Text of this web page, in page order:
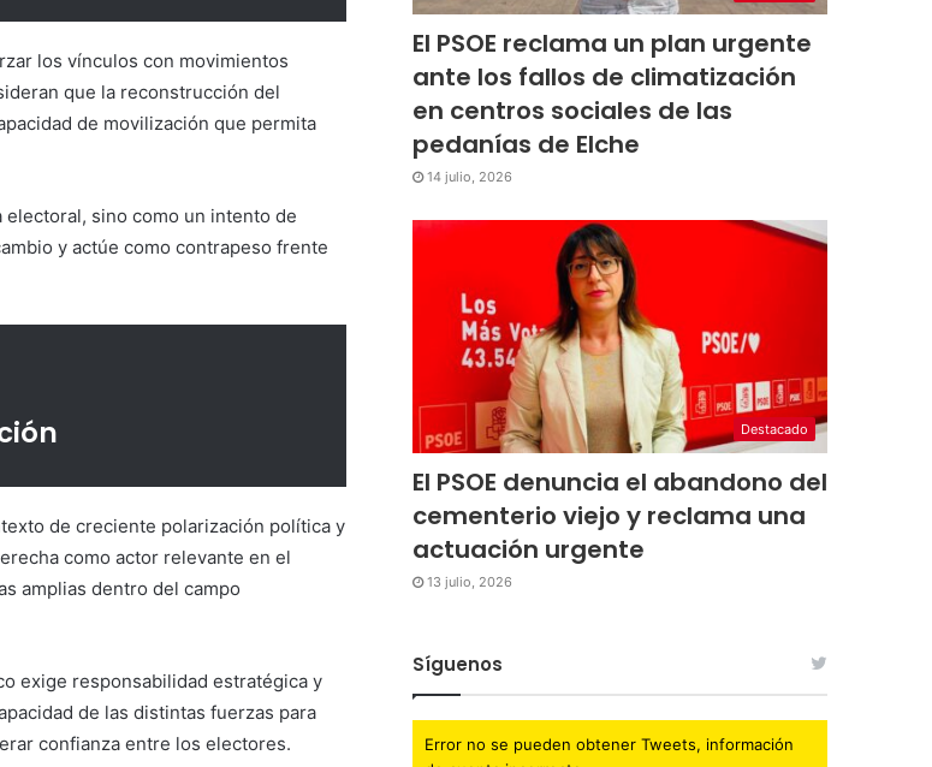
los vínculos con movimientos
que la reconstrucción del
de movilización que permita
electoral, sino como un intento de
y actúe como contrapeso frente
de creciente polarización política y
como actor relevante en el
amplias dentro del campo
exige responsabilidad estratégica y
de las distintas fuerzas para
confianza entre los electores.
El PSOE reclama un plan urgente
ante los fallos de climatización
en centros sociales de las
pedanías de Elche
14 julio, 2026
Destacado
El PSOE denuncia el abandono del
cementerio viejo y reclama una
actuación urgente
13 julio, 2026
Síguenos
Error no se pueden obtener Tweets, información